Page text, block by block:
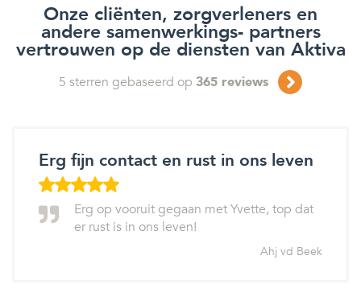
Onze cliënten, zorgverleners en
andere samenwerkings- partners
vertrouwen op de diensten van Aktiva
5 sterren gebaseerd op 365 reviews
Erg fijn contact en rust in ons leven
Erg op vooruit gegaan met Yvette, top dat
er rust is in ons leven!
Ahj vd Beek